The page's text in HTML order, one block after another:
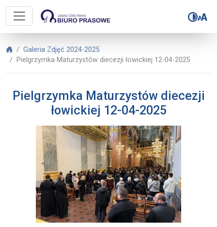
Biuro Prasowe Jasnej Góry –
Biuro Prasowe Jasnej Góry
Galeria Zdjęć 2024-2025
Pielgrzymka Maturzystów diecezji łowickiej 12-04-2025
Pielgrzymka Maturzystów diecezji
łowickiej 12-04-2025